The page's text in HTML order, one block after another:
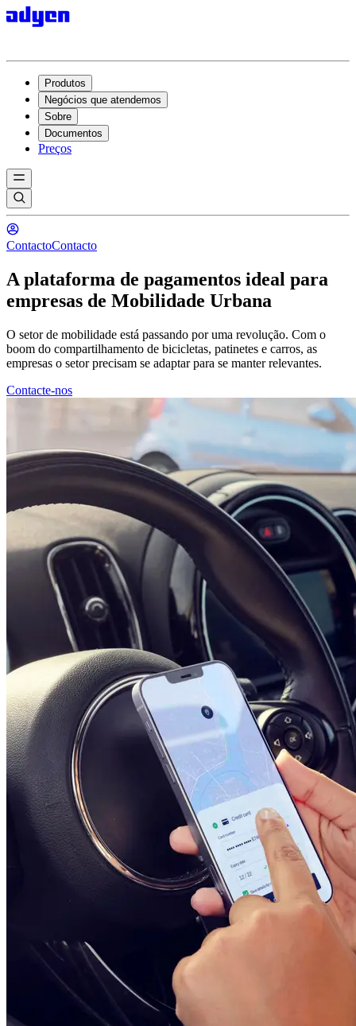
Produtos
Negócios que atendemos
Sobre
Documentos
Preços
ContactoContacto
A plataforma de pagamentos ideal para
empresas de Mobilidade Urbana
O setor de mobilidade está passando por uma revolução. Com o
boom do compartilhamento de bicicletas, patinetes e carros, as
empresas o setor precisam se adaptar para se manter relevantes.
Contacte-nos